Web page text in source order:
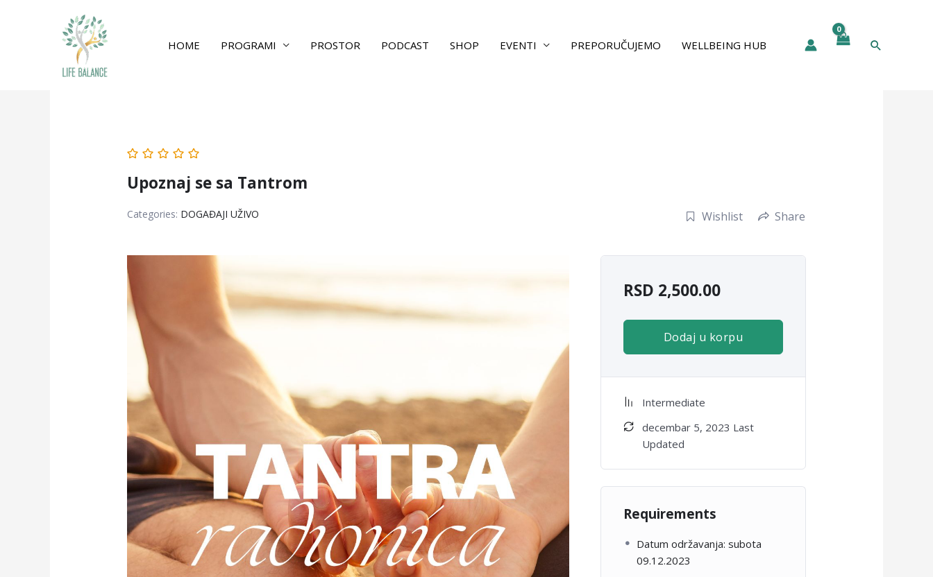
HOME PROGRAMI PROSTOR PODCAST SHOP EVENTI PREPORUČUJEMO WELLBEING HUB Pretraga
Upoznaj se sa Tantrom
Categories: DOGAĐAJI UŽIVO Wishlist Share
RSD 2,500.00
Dodaj u korpu
Intermediate
decembar 5, 2023 Last
Updated
Requirements
Datum održavanja: subota
09.12.2023